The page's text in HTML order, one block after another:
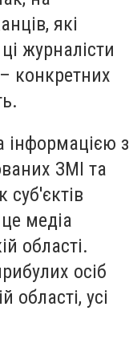
які
журналісти
конкретних
інформацією з
ЗМІ та
суб'єктів
медіа
області.
осіб
області, усі